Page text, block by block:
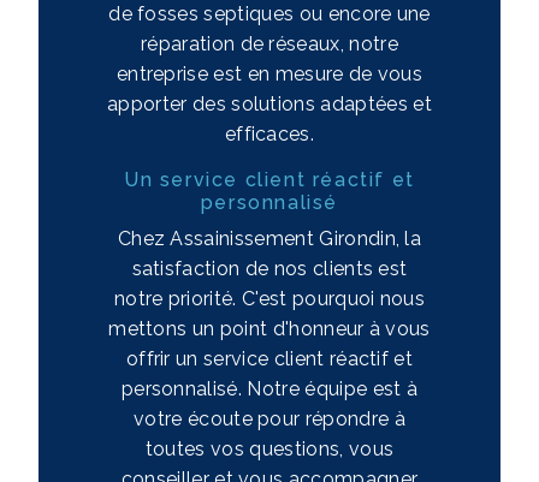
de fosses septiques ou encore une
réparation de réseaux, notre
entreprise est en mesure de vous
apporter des solutions adaptées et
efficaces.
Un service client réactif et
personnalisé
Chez Assainissement Girondin, la
satisfaction de nos clients est
notre priorité. C'est pourquoi nous
mettons un point d'honneur à vous
offrir un service client réactif et
personnalisé. Notre équipe est à
votre écoute pour répondre à
toutes vos questions, vous